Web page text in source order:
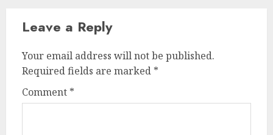
Leave a Reply
Your email address will not be published.
Required fields are marked *
Comment *